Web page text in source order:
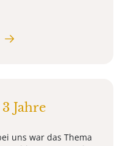
Jahre
uns war das Thema